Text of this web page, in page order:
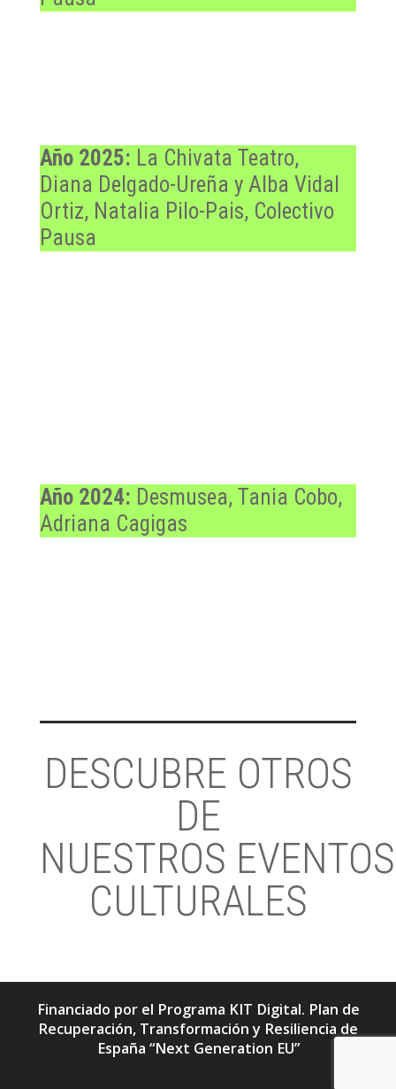
Año 2025: La Chivata Teatro,
Diana Delgado-Ureña y Alba Vidal
Ortiz, Natalia Pilo-Pais, Colectivo
Pausa
Año 2024: Desmusea, Tania Cobo,
Adriana Cagigas
DESCUBRE OTROS
DE
NUESTROS EVENTOS
CULTURALES
Financiado por el Programa KIT Digital. Plan de
Recuperación, Transformación y Resiliencia de
España “Next Generation EU”